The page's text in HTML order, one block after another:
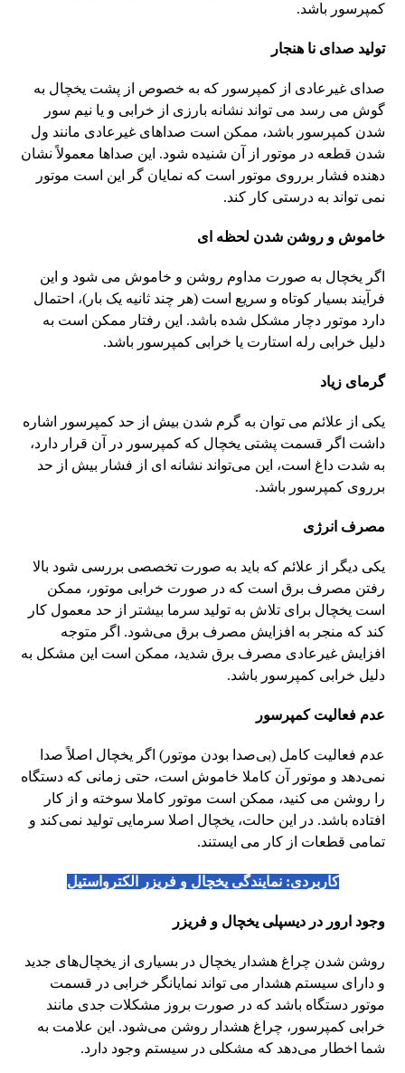
کمپرسور باشد.
تولید صدای نا هنجار
صدای غیرعادی از کمپرسور که به خصوص از پشت یخچال به
گوش می رسد می تواند نشانه بارزی از خرابی و یا نیم سور
شدن کمپرسور باشد، ممکن است صداهای غیرعادی مانند ول
شدن قطعه در موتور از آن شنیده شود. این صداها معمولاً نشان‌
دهنده فشار برروی موتور است که نمایان گر این است موتور
نمی تواند به درستی کار کند.
خاموش و روشن شدن لحظه ای
اگر یخچال به صورت مداوم روشن و خاموش می شود و این
فرآیند بسیار کوتاه و سریع است (هر چند ثانیه یک بار)، احتمال
دارد موتور دچار مشکل شده باشد. این رفتار ممکن است به
دلیل خرابی رله استارت یا خرابی کمپرسور باشد.
گرمای زیاد
یکی از علائم می توان به گرم شدن بیش از حد کمپرسور اشاره
داشت اگر قسمت پشتی یخچال که کمپرسور در آن قرار دارد،
به شدت داغ است، این می‌تواند نشانه‌ ای از فشار بیش از حد
برروی کمپرسور باشد.
مصرف انرژی
یکی دیگر از علائم که باید به صورت تخصصی بررسی شود بالا
رفتن مصرف برق است که در صورت خرابی موتور، ممکن
است یخچال برای تلاش به تولید سرما بیشتر از حد معمول کار
کند که منجر به افزایش مصرف برق می‌شود. اگر متوجه
افزایش غیرعادی مصرف برق شدید، ممکن است این مشکل به
دلیل خرابی کمپرسور باشد.
عدم فعالیت کمپرسور
عدم فعالیت کامل (بی‌صدا بودن موتور) اگر یخچال اصلاً صدا
نمی‌دهد و موتور آن کاملا خاموش است، حتی زمانی که دستگاه
را روشن می کنید، ممکن است موتور کاملا سوخته و از کار
افتاده باشد. در این حالت، یخچال اصلا سرمایی تولید نمی‌کند و
تمامی قطعات از کار می ایستند.
کاربردی:نمایندگی یخچال و فریزر الکترواستیل
وجود ارور در دیسپلی یخچال و فریزر
روشن شدن چراغ هشدار یخچال در بسیاری از یخچال‌های جدید
و دارای سیستم هشدار می تواند نمایانگر خرابی در قسمت
موتور دستگاه باشد که در صورت بروز مشکلات جدی مانند
خرابی کمپرسور، چراغ هشدار روشن می‌شود. این علامت به
شما اخطار می‌دهد که مشکلی در سیستم وجود دارد.